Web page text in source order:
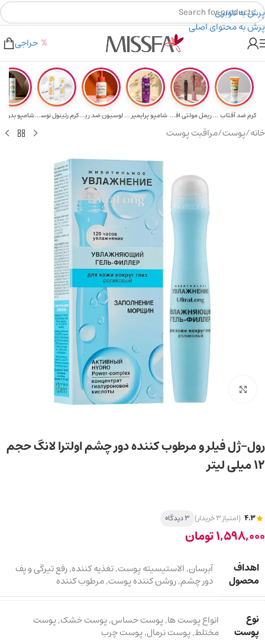
پرش به ناوبری
پرش به محتوای اصلی
۲٪ تخفیف روی سبد خرید برای روش کارت به کارت
هدیه برای خرید های بالای ۵ میلیون تومن
حراجی
کرم ضد آفتاب حا... ریمل مولتی افکت... شامپو پرایمیر پ... لوسیون ضد ریزش ... کرم رتینول نوسک...
خانه/پوست/مراقبت پوست
برای بزرگ‌نمایی کلیک کنید
رول-ژل فیلر و مرطوب کننده دور چشم اولترا لانگ حجم
12 میلی لیتر
4.3 (امتیاز 3 خریدار) 3 دیدگاه
1,598,000تومان
اهداف
محصول
آبرسان,الاستیسیته پوست,تغذیه کننده,رفع تیرگی و پف
دور چشم,روشن کننده پوست,مرطوب کننده
نوع
پوست
انواع پوست ها,پوست حساس,پوست خشک,پوست
مختلط,پوست نرمال,پوست چرب